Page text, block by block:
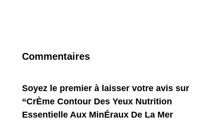
Commentaires
Soyez le premier à laisser votre avis sur
“CrÈme Contour Des Yeux Nutrition
Essentielle Aux MinÉraux De La Mer